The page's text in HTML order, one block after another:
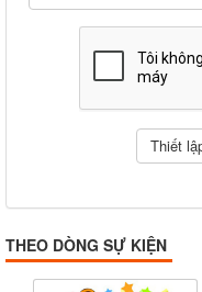
THEO DÒNG SỰ KIỆN